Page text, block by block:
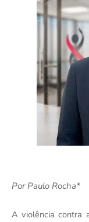
Por Paulo Rocha*
A violência contra